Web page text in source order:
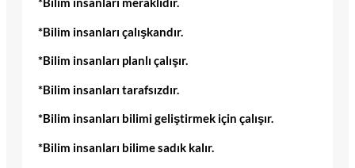
*Bilim insanları meraklıdır.
*Bilim insanları çalışkandır.
*Bilim insanları planlı çalışır.
*Bilim insanları tarafsızdır.
*Bilim insanları bilimi geliştirmek için çalışır.
*Bilim insanları bilime sadık kalır.